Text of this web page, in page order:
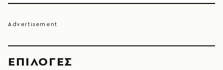
EΠΙΛΟΓΈΣ